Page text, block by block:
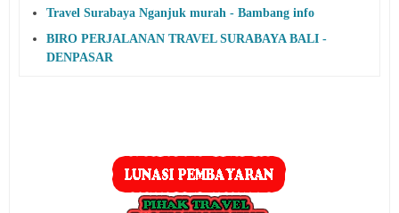
Travel Surabaya Nganjuk murah - Bambang info
BIRO PERJALANAN TRAVEL SURABAYA BALI -
DENPASAR